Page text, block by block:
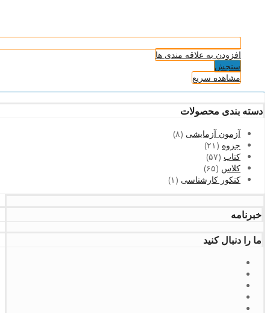
افزودن به علاقه مندی ها
سنجش
مشاهده سریع
دسته بندی محصولات
آزمون آزمایشی (۸)
جزوه (۲۱)
کتاب (۵۷)
کلاس (۶۵)
کنکور کارشناسی (۱)
خبرنامه
ما را دنبال کنید